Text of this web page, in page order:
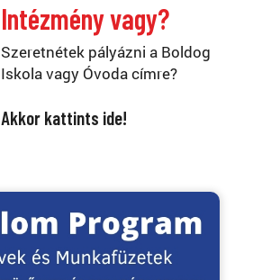
Intézmény vagy?
Szeretnétek pályázni a Boldog
Iskola vagy Óvoda címre?
Akkor kattints ide!